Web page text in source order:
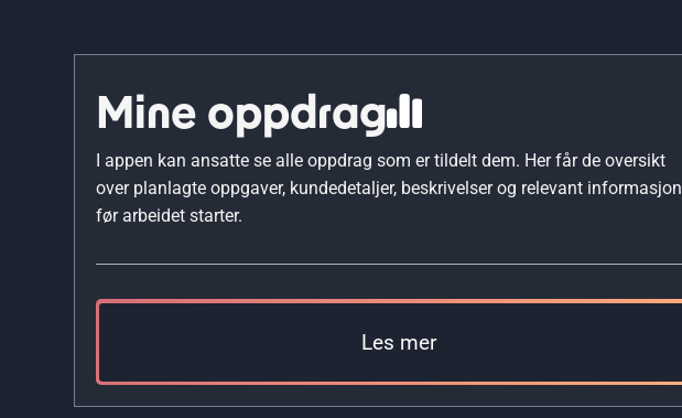
Mine oppdrag
I appen kan ansatte se alle oppdrag som er tildelt dem. Her får de oversikt
over planlagte oppgaver, kundedetaljer, beskrivelser og relevant informasjon
før arbeidet starter.
Les mer